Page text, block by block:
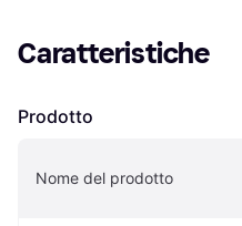
Caratteristiche
Prodotto
Nome del prodotto